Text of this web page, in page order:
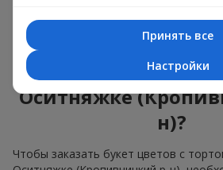
Как заказать торт
онлайн с
Оситняжке
н)?
Чтобы заказать букет цветов с
Принять все
Настройки